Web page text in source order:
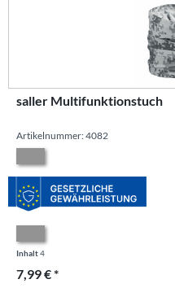
saller Multifunktionstuch
Artikelnummer: 4082
Inhalt4
7,99 € *